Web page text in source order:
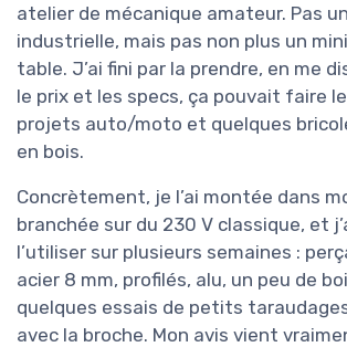
atelier de mécanique amateur. Pas
industrielle, mais pas non plus un
table. J’ai fini par la prendre, en me
le prix et les specs, ça pouvait faire
projets auto/moto et quelques
en bois.
Concrètement, je l’ai montée dans
branchée sur du 230 V classique, et
l’utiliser sur plusieurs semaines :
acier 8 mm, profilés, alu, un peu de
quelques essais de petits
avec la broche. Mon avis vient